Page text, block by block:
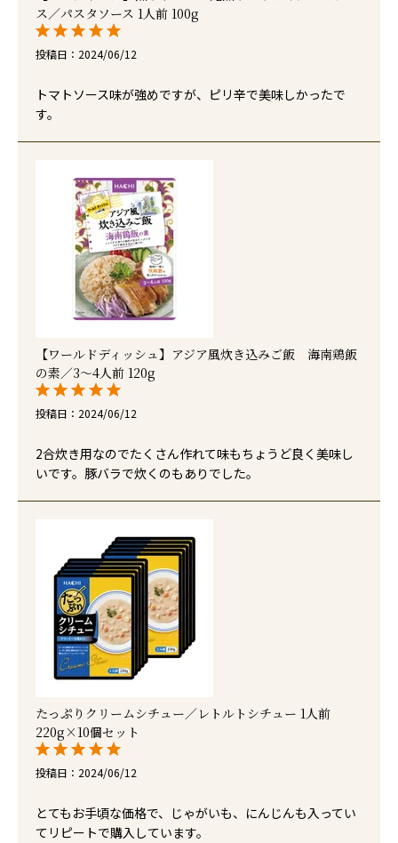
ス／パスタソース 1人前 100g
投稿日 2024/06/12
トマトソース味が強めですが、ピリ辛で美味しかったで
す。
【ワールドディッシュ】アジア風炊き込みご飯 海南鶏飯
の素／3～4人前 120g
投稿日 2024/06/12
2合炊き用なのでたくさん作れて味もちょうど良く美味し
いです。豚バラで炊くのもありでした。
たっぷりクリームシチュー／レトルトシチュー 1人前
220g×10個セット
投稿日 2024/06/12
とてもお手頃な価格で、じゃがいも、にんじんも入ってい
てリピートで購入しています。